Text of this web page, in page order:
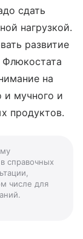
сдать
нагрузкой.
развитие
Флюкостата
на
и мучного и
продуктов.
справочных
числе для